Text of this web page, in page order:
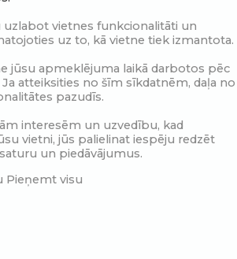
uzlabot vietnes funkcionalitāti un
uz to, kā vietne tiek izmantota.
jūsu apmeklējuma laikā darbotos pēc
Ja atteiksities no šīm sīkdatnēm, daļa no
pazudīs.
interesēm un uzvedību, kad
vietni, jūs palielinat iespēju redzēt
un piedāvājumus.
Pieņemt visu